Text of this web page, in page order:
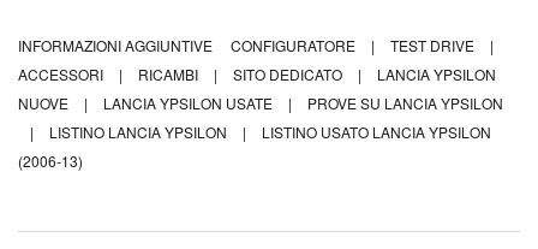
INFORMAZIONI AGGIUNTIVE CONFIGURATORE | TEST DRIVE
|
ACCESSORI
| RICAMBI | SITO DEDICATO |
LANCIA YPSILON
NUOVE
| LANCIA YPSILON USATE |
PROVE SU LANCIA YPSILON
|
LISTINO LANCIA YPSILON |
LISTINO USATO LANCIA YPSILON
(2006-13)